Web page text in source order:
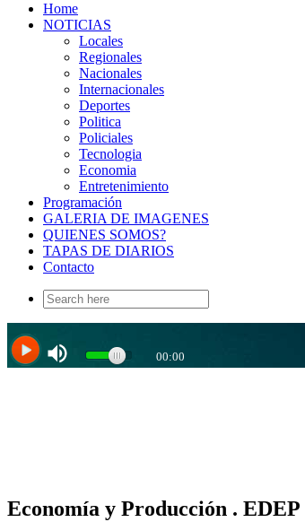
Home
NOTICIAS
Locales
Regionales
Nacionales
Internacionales
Deportes
Politica
Policiales
Tecnologia
Economia
Entretenimiento
Programación
GALERIA DE IMAGENES
QUIENES SOMOS?
TAPAS DE DIARIOS
Contacto
Search
for:
Economía y Producción .